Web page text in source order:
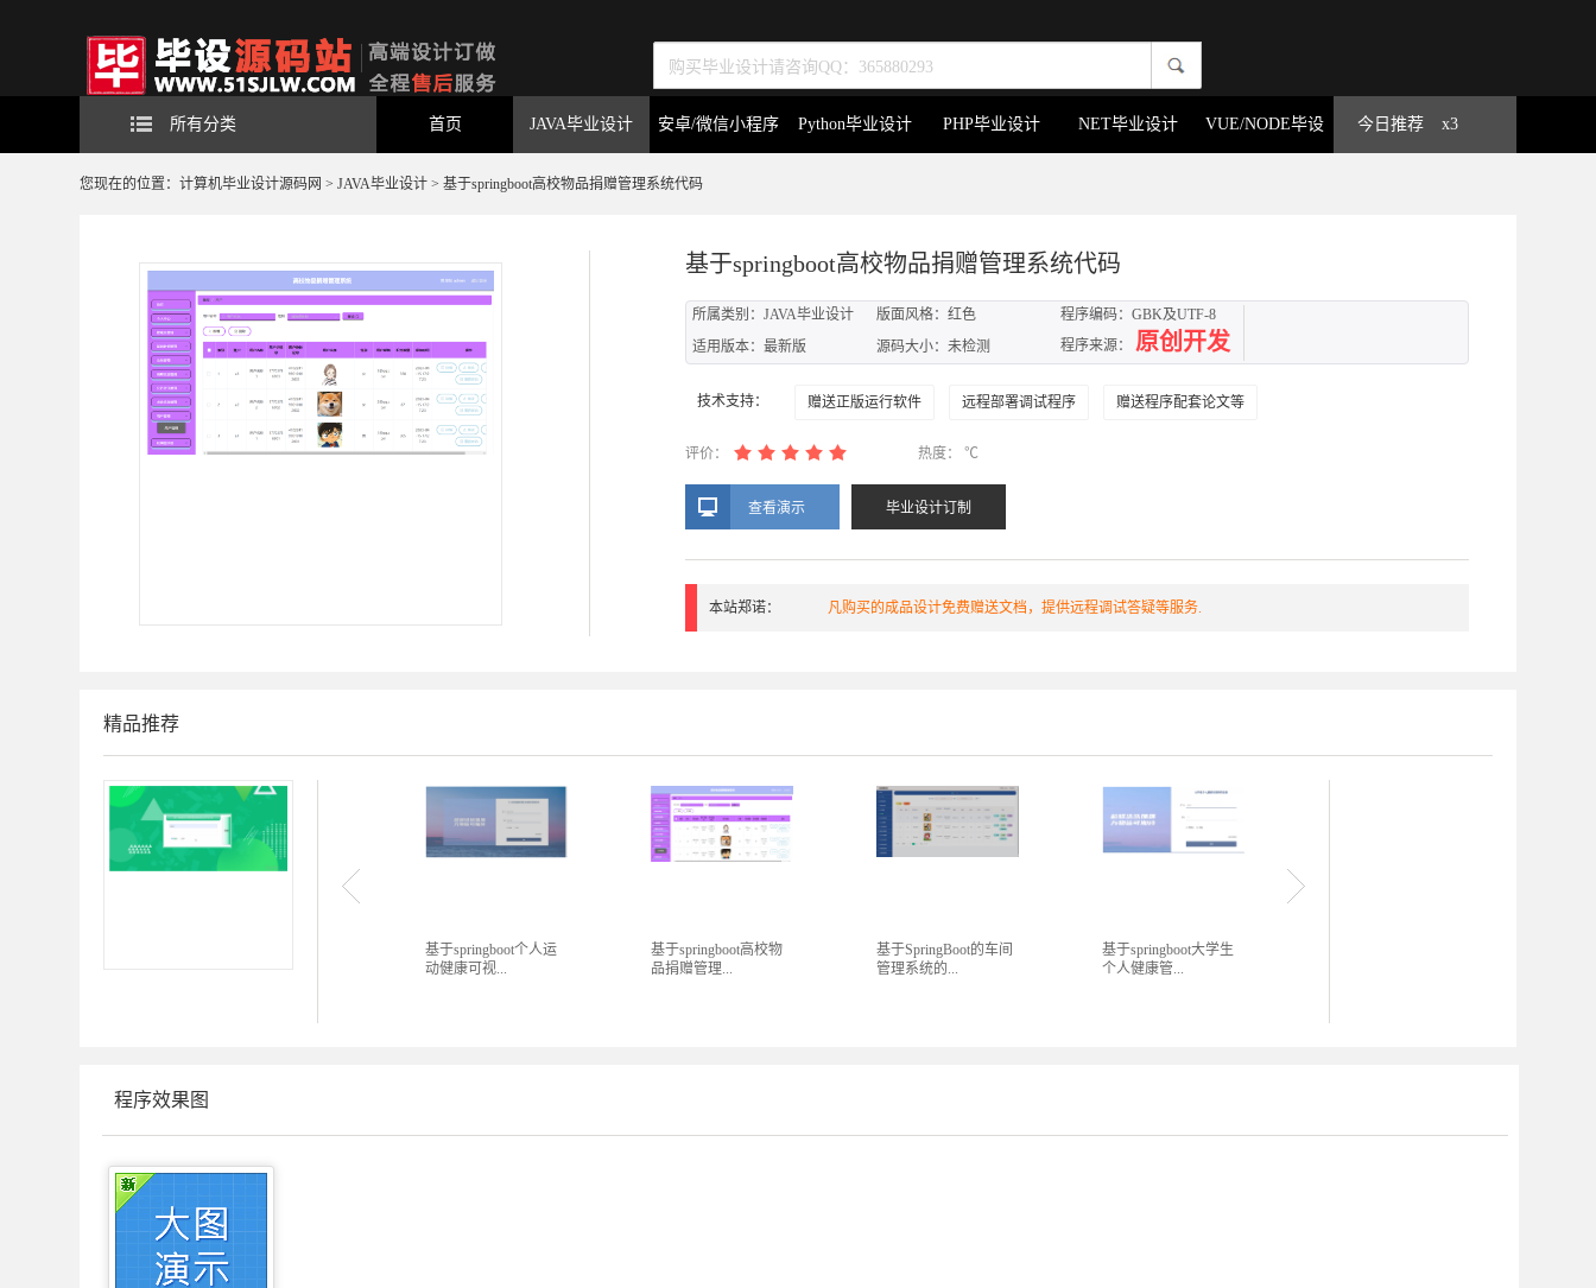
所有分类 首页 JAVA毕业设计 安卓/微信小程序 Python毕业设计 PHP毕业设计 NET毕业设计 VUE/NODE毕设 今日推荐 x3
您现在的位置： 计算机毕业设计源码网 > JAVA毕业设计 > 基于springboot高校物品捐赠管理系统代码
基于springboot高校物品捐赠管理系统代码
所属类别：JAVA毕业设计 版面风格：红色
程序编码：GBK及UTF-8
适用版本：最新版
源码大小：未检测 程序来源： 原创开发
技术支持： 赠送正版运行软件 远程部署调试程序 赠送程序配套论文等
评价： 热度： ℃
查看演示 毕业设计订制
本站郑诺： 凡购买的成品设计免费赠送文档，提供远程调试答疑等服务.
精品推荐
基于springboot个人运
动健康可视...
基于springboot高校物
品捐赠管理...
基于SpringBoot的车间
管理系统的...
基于springboot大学生
个人健康管...
程序效果图